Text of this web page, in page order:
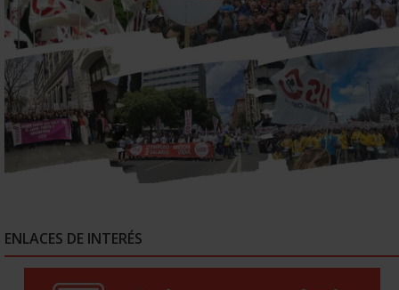
ENLACES DE INTERÉS